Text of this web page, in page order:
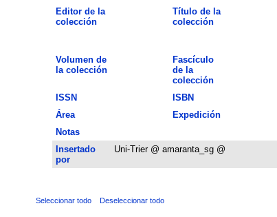
Editor de la
colección
Título de la
colección
Volumen de
la colección
Fascículo
de la
colección
ISSN ISBN
Área
Expedición
Notas
Insertado
por
Uni-Trier @ amaranta_sg @
Seleccionar todo Deseleccionar todo